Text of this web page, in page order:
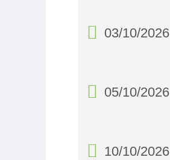
03/10/2026
05/10/2026
10/10/2026